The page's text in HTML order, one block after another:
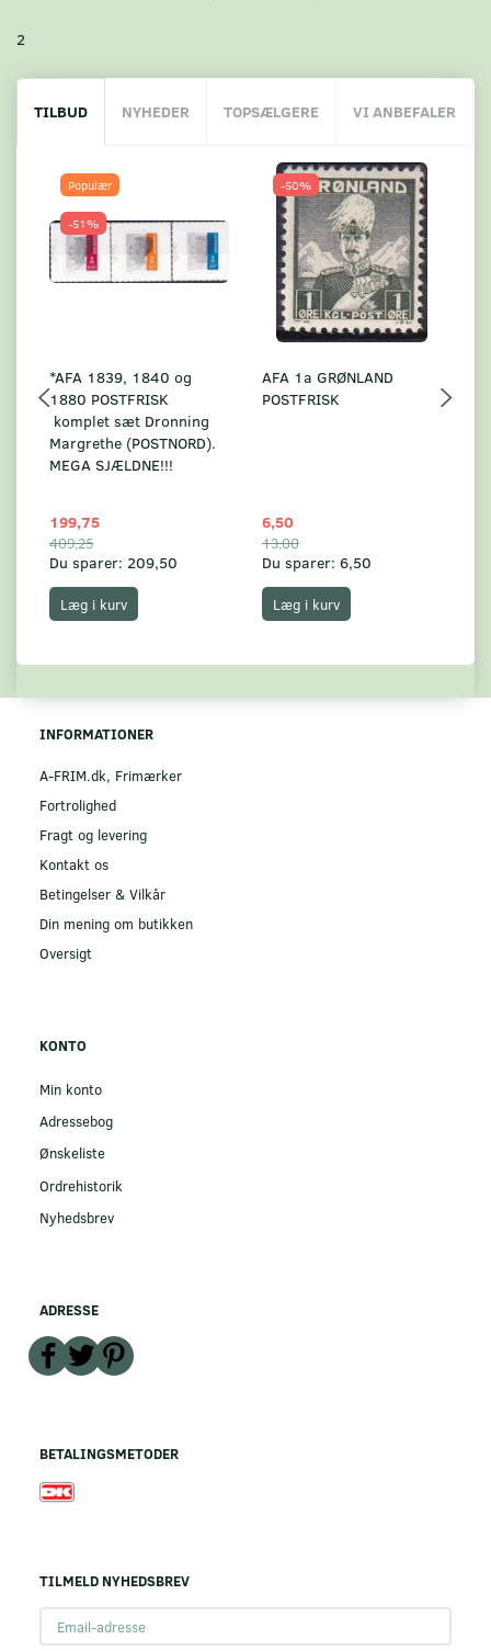
2
TILBUD NYHEDER TOPSÆLGERE VI ANBEFALER
Populær
-51%
*AFA 1839, 1840 og
1880 POSTFRISK
komplet sæt Dronning
Margrethe (POSTNORD).
MEGA SJÆLDNE!!!
199,75
409,25
Du sparer: 209,50
Læg i kurv
-50%
AFA 1a GRØNLAND
POSTFRISK
6,50
13,00
Du sparer: 6,50
Læg i kurv
INFORMATIONER
A-FRIM.dk, Frimærker
Fortrolighed
Fragt og levering
Kontakt os
Betingelser & Vilkår
Din mening om butikken
Oversigt
KONTO
Min konto
Adressebog
Ønskeliste
Ordrehistorik
Nyhedsbrev
ADRESSE
BETALINGSMETODER
TILMELD NYHEDSBREV
adresse